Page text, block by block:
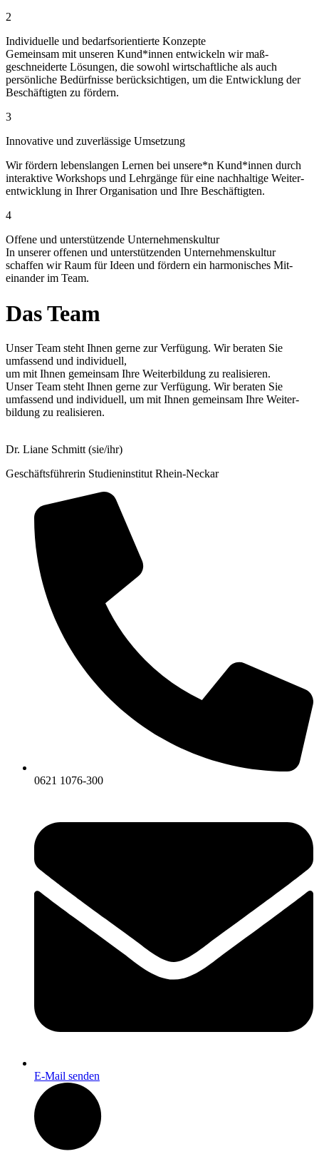
2
Individuelle und bedarfs­orientierte Konzepte
Gemeinsam mit unseren Kund*innen entwickeln wir maß­
geschneiderte Lösungen, die sowohl wirtschaft­liche als auch
persönliche Bedürfnisse berück­sichtigen, um die Entwicklung der
Beschäftigten zu fördern.
3
Innovative und zuverlässige Umsetzung
Wir fördern lebens­langen Lernen bei unsere*n Kund*innen durch
inter­aktive Workshops und Lehr­gänge für eine nachhaltige Weiter­
entwicklung in Ihrer Organisation und Ihre Beschäftigten.
4
Offene und unter­stützende Unternehmens­kultur
In unserer offenen und unter­stützenden Unternehmens­kultur
schaffen wir Raum für Ideen und fördern ein harmonisches Mit­
einander im Team.
Das Team
Unser Team steht Ihnen gerne zur Verfügung. Wir beraten Sie
umfassend und individuell,
um mit Ihnen gemeinsam Ihre Weiterbildung zu realisieren.
Unser Team steht Ihnen gerne zur Verfügung. Wir beraten Sie
umfassend und individuell, um mit Ihnen gemeinsam Ihre Weiter­
bildung zu realisieren.
Dr. Liane Schmitt (sie/ihr)
Geschäftsführerin Studieninstitut Rhein-Neckar
0621 1076-300
E-Mail senden